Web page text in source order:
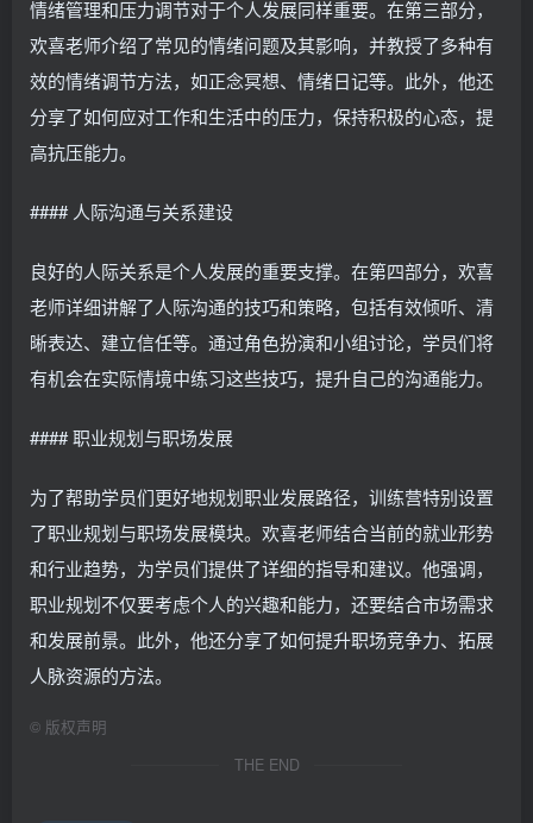
情绪管理和压力调节对于个人发展同样重要。在第三部分，
欢喜老师介绍了常见的情绪问题及其影响，并教授了多种有
效的情绪调节方法，如正念冥想、情绪日记等。此外，他还
分享了如何应对工作和生活中的压力，保持积极的心态，提
高抗压能力。
#### 人际沟通与关系建设
良好的人际关系是个人发展的重要支撑。在第四部分，欢喜
老师详细讲解了人际沟通的技巧和策略，包括有效倾听、清
晰表达、建立信任等。通过角色扮演和小组讨论，学员们将
有机会在实际情境中练习这些技巧，提升自己的沟通能力。
#### 职业规划与职场发展
为了帮助学员们更好地规划职业发展路径，训练营特别设置
了职业规划与职场发展模块。欢喜老师结合当前的就业形势
和行业趋势，为学员们提供了详细的指导和建议。他强调，
职业规划不仅要考虑个人的兴趣和能力，还要结合市场需求
和发展前景。此外，他还分享了如何提升职场竞争力、拓展
人脉资源的方法。
© 版权声明
THE END